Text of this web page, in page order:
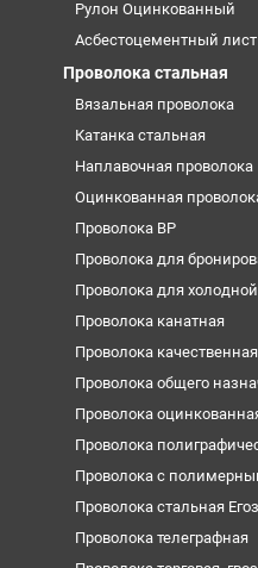
Рулон Оцинкованный
Асбестоцементный лист
Проволока стальная
Вязальная проволока
Катанка стальная
Наплавочная проволока
Оцинкованная
Проволока ВР
Проволока для
Проволока для
Проволока канатная
Проволока
Проволока общего
Проволока
Проволока
Проволока с
Проволока стальная
Проволока телеграфная